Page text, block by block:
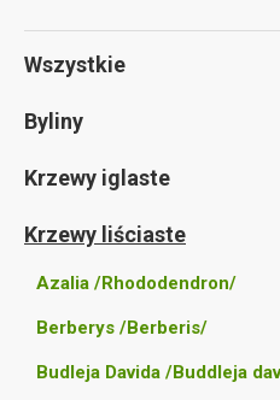
Wszystkie
Byliny
Krzewy iglaste
Krzewy liściaste
Azalia /Rhododendron/
Berberys /Berberis/
Budleja Davida /Buddleja